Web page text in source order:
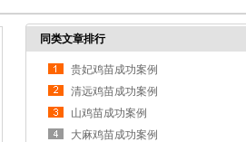
同类文章排行
贵妃鸡苗成功案例
清远鸡苗成功案例
山鸡苗成功案例
大麻鸡苗成功案例